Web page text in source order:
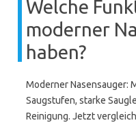
Welche
moderner
haben?
Moderner Nasensauger:
Saugstufen, starke
Reinigung. Jetzt